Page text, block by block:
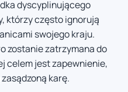
dyscyplinującego
którzy często ignorują
swojego kraju.
zostanie zatrzymana do
celem jest zapewnienie,
karę.